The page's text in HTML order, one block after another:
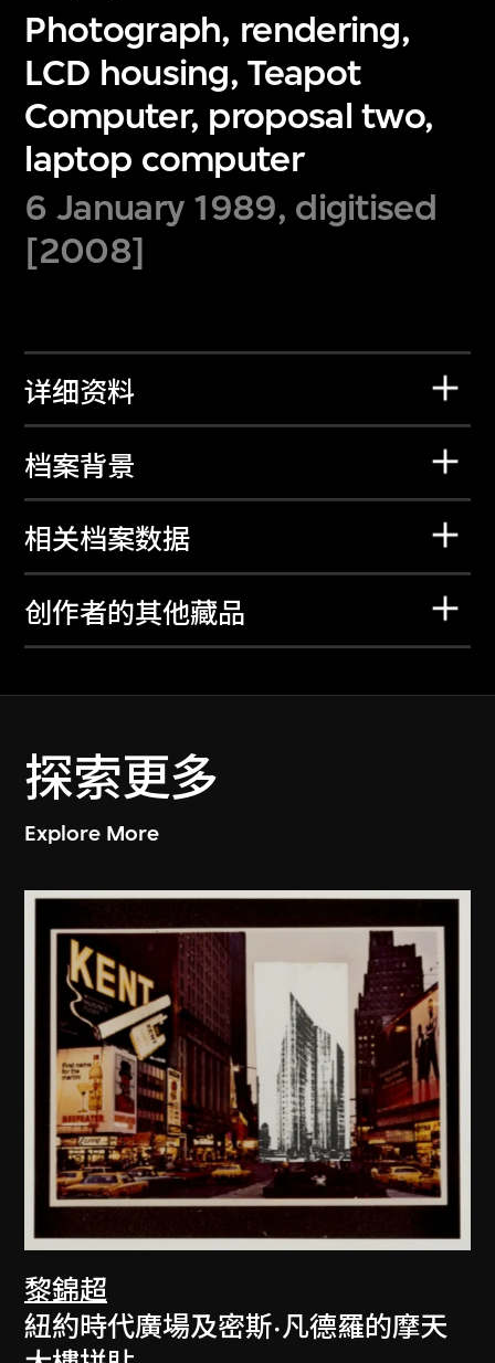
Photograph, rendering,
LCD housing, Teapot
Computer, proposal two,
laptop computer
6 January 1989, digitised
[2008]
详细资料
档案背景
相关档案数据
创作者的其他藏品
探索更多
Explore More
黎錦超
紐約時代廣場及密斯·凡德羅的摩天